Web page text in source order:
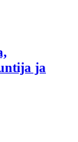
ja